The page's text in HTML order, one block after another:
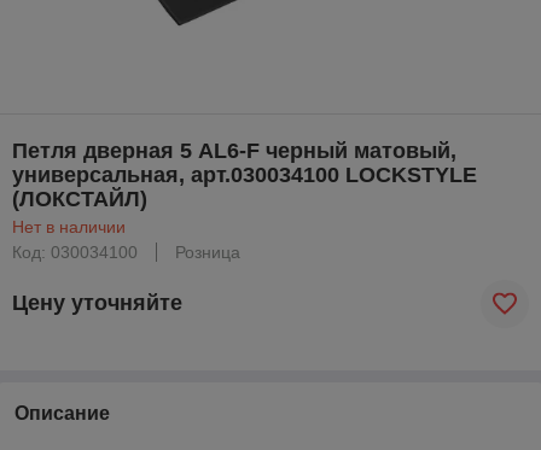
Петля дверная 5 AL6-F черный матовый,
универсальная, арт.030034100 LOCKSTYLE
(ЛОКСТАЙЛ)
Нет в наличии
Код: 030034100
Розница
Цену уточняйте
Описание